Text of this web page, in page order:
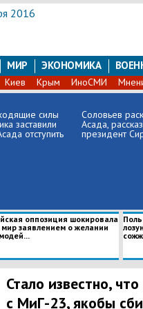
2016
МИР ЭКОНОМИКА
Киев Крым ИноСМИ
силы
заставили
отступить
Соловьев
Асада,
президент
оппозиция шокировала
мир заявлением о желании
Стало известно,
с МиГ-23, якобы